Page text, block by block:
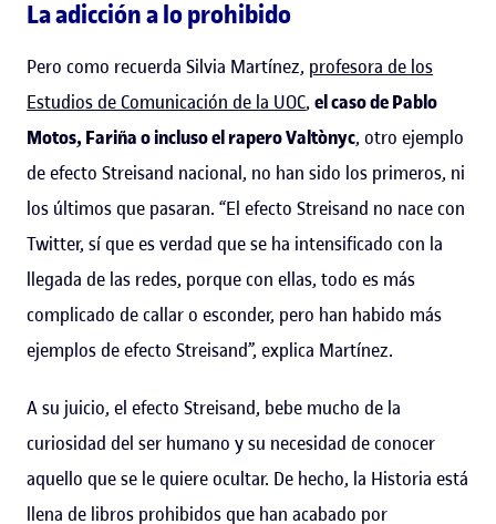
La adicción a lo prohibido
Pero como recuerda Silvia Martínez, profesora de los
Estudios de Comunicación de la UOC, el caso de Pablo
Motos, Fariña o incluso el rapero Valtònyc, otro ejemplo
de efecto Streisand nacional, no han sido los primeros, ni
los últimos que pasaran. “El efecto Streisand no nace con
Twitter, sí que es verdad que se ha intensificado con la
llegada de las redes, porque con ellas, todo es más
complicado de callar o esconder, pero han habido más
ejemplos de efecto Streisand”, explica Martínez.
A su juicio, el efecto Streisand, bebe mucho de la
curiosidad del ser humano y su necesidad de conocer
aquello que se le quiere ocultar. De hecho, la Historia está
llena de libros prohibidos que han acabado por